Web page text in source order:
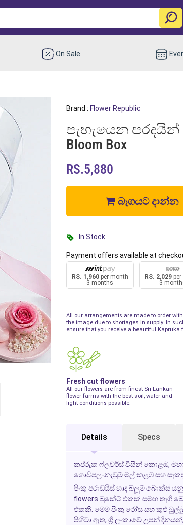
On Sale
Brand : Flower Republic
පැහැයෙන පරදයින්
Bloom Box
RS.5,880
බෑගයට දාන්න
In Stock
Payment offers available at
RS. 1,960per month
3 months
RS. 2,029per
3
All our arrangements are made to order
the image due to shortages in supply. In
ensure that you receive a beautiful Kapruka
Fresh cut flowers
All our flowers are from finest Sri Lankan
flower farms with the best soil, water and
light conditions possible.
Details Specs
කප්රුක ෆ්ලවර්ස් විසින් කොළඹ,
ගොවිපල-නැවුම් මල් කළඹ සහ
පිංකු පරාඩයිස් හෘද බ්ලූම් බොක්ස්
flowers බුකේට් එකක් සමඟ තෑගි
එකකි. මෙම පිංකු රෝස සහ කුළු
පිහිටා ඇත, ශ්‍රී ලංකාවේ උපන්